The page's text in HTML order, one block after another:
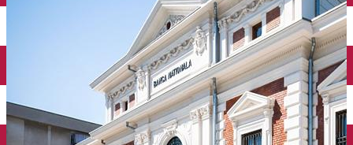
Închirieri biciclete
Încărcare vehicule electrice